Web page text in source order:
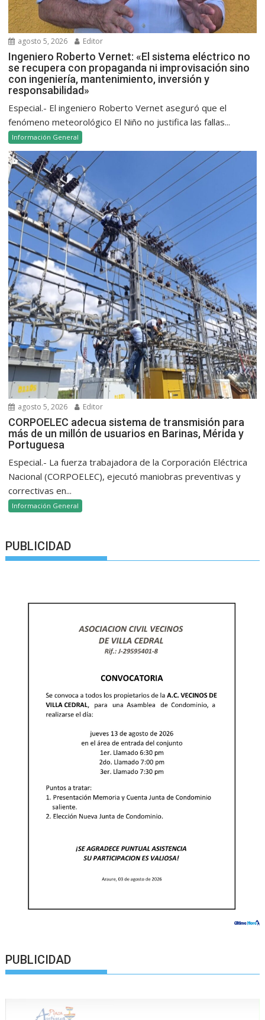
agosto 5, 2026 Editor
Ingeniero Roberto Vernet: «El sistema eléctrico no
se recupera con propaganda ni improvisación sino
con ingeniería, mantenimiento, inversión y
responsabilidad»
Especial.- El ingeniero Roberto Vernet aseguró que el
fenómeno meteorológico El Niño no justifica las fallas...
Información General
agosto 5, 2026 Editor
CORPOELEC adecua sistema de transmisión para
más de un millón de usuarios en Barinas, Mérida y
Portuguesa
Especial.- La fuerza trabajadora de la Corporación Eléctrica
Nacional (CORPOELEC), ejecutó maniobras preventivas y
correctivas en...
Información General
PUBLICIDAD
PUBLICIDAD